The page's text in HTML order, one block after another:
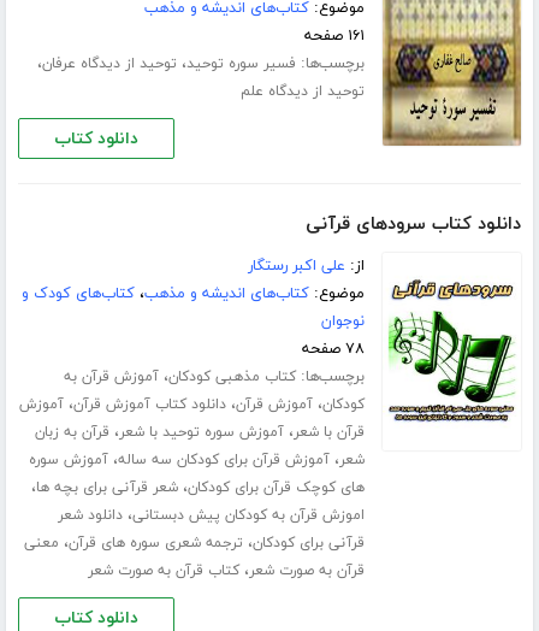
موضوع:کتاب‌های اندیشه و مذهب
۱۶۱ صفحه
برچسب‌ها: فسیر سوره توحید، توحید از دیدگاه عرفان،
توحید از دیدگاه علم
دانلود کتاب
دانلود کتاب سرودهای قرآنی
از: علی اکبر رستگار
موضوع:کتاب‌های اندیشه و مذهب،کتاب‌های کودک و
نوجوان
۷۸ صفحه
برچسب‌ها:کتاب مذهبی کودکان،آموزش قرآن به
کودکان،آموزش قرآن،دانلود کتاب آموزش قرآن،آموزش
قرآن با شعر،آموزش سوره توحید با شعر، قرآن به زبان
شعر،آموزش قرآن برای کودکان سه ساله،آموزش سوره
های کوچک قرآن برای کودکان،شعر قرآنی برای بچه ها،
اموزش قرآن به کودکان پیش دبستانی،دانلود شعر
قرآنی برای کودکان، ترجمه شعری سوره های قرآن، معنی
قرآن به صورت شعر،کتاب قرآن به صورت شعر
دانلود کتاب